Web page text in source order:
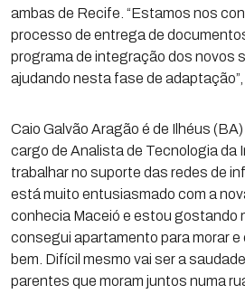
ambas de Recife. “Estamos nos
processo de entrega de
programa de integração dos novos
ajudando nesta fase de adaptação”,
Caio Galvão Aragão é de Ilhéus
cargo de Analista de Tecnologia da
trabalhar no suporte das redes de
está muito entusiasmado com a
conhecia Maceió e estou gostando
consegui apartamento para morar
bem. Difícil mesmo vai ser a
parentes que moram juntos numa